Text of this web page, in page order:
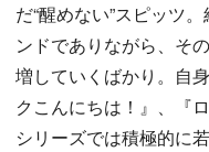
だ“醒めない”スピッツ
ンドでありながら、そ
増していくばかり。自
クこんにちは！』、『
シリーズでは積極的に